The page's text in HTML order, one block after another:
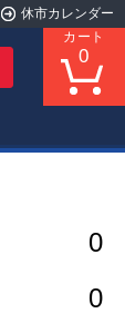
休市カレンダー
カート
0
0
0